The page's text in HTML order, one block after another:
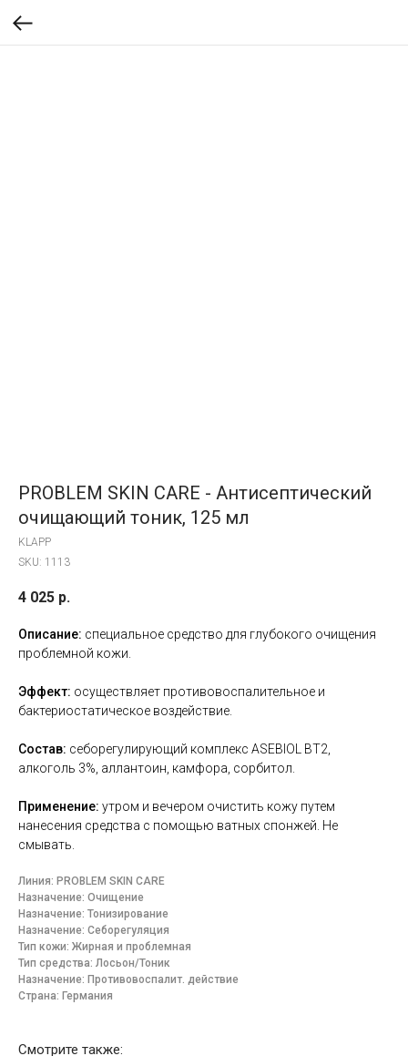
PROBLEM SKIN CARE - Антисептический
очищающий тоник, 125 мл
KLAPP
SKU: 1113
4 025 р.
Описание: специальное средство для глубокого очищения
проблемной кожи.
Эффект: осуществляет противовоспалительное и
бактериостатическое воздействие.
Состав: себорегулирующий комплекс ASEBIOL BT2,
алкоголь 3%, аллантоин, камфора, сорбитол.
Применение: утром и вечером очистить кожу путем
нанесения средства с помощью ватных спонжей. Не
смывать.
Линия: PROBLEM SKIN CARE
Назначение: Очищение
Назначение: Тонизирование
Назначение: Себорегуляция
Тип кожи: Жирная и проблемная
Тип средства: Лосьон/Тоник
Назначение: Противовоспалит. действие
Страна: Германия
Смотрите также: